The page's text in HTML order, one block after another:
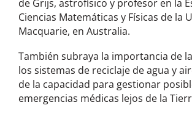
de Grijs, astrofísico y profesor en la
Ciencias Matemáticas y Físicas de la
Macquarie, en Australia.
También subraya la importancia de
los sistemas de reciclaje de agua y
de la capacidad para gestionar
emergencias médicas lejos de la